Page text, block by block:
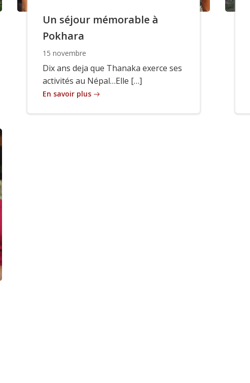
Un séjour mémorable à
Pokhara
15 novembre
Dix ans deja que Thanaka exerce ses
activités au Népal…Elle […]
En savoir plus